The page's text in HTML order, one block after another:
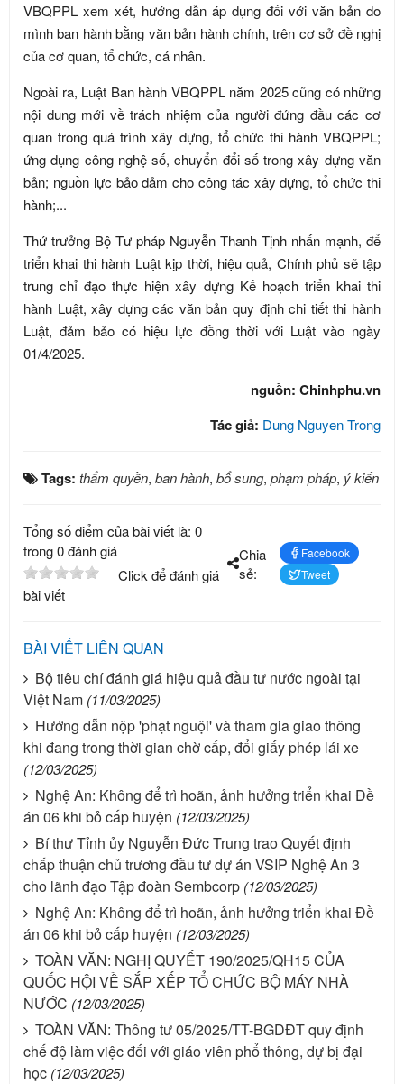
VBQPPL xem xét, hướng dẫn áp dụng đối với văn bản do
mình ban hành bằng văn bản hành chính, trên cơ sở đề nghị
của cơ quan, tổ chức, cá nhân.
Ngoài ra, Luật Ban hành VBQPPL năm 2025 cũng có những
nội dung mới về trách nhiệm của người đứng đầu các cơ
quan trong quá trình xây dựng, tổ chức thi hành VBQPPL;
ứng dụng công nghệ số, chuyển đổi số trong xây dựng văn
bản; nguồn lực bảo đảm cho công tác xây dựng, tổ chức thi
hành;...
Thứ trưởng Bộ Tư pháp Nguyễn Thanh Tịnh nhấn mạnh, để
triển khai thi hành Luật kịp thời, hiệu quả, Chính phủ sẽ tập
trung chỉ đạo thực hiện xây dựng Kế hoạch triển khai thi
hành Luật, xây dựng các văn bản quy định chi tiết thi hành
Luật, đảm bảo có hiệu lực đồng thời với Luật vào ngày
01/4/2025.
nguồn: Chinhphu.vn
Tác giả: Dung Nguyen Trong
Tags: thẩm quyền, ban hành, bổ sung, phạm pháp, ý kiến
Tổng số điểm của bài viết là: 0
trong 0 đánh giá
Click để đánh giá
bài viết
Chia
sẻ:
Facebook
Tweet
BÀI VIẾT LIÊN QUAN
Bộ tiêu chí đánh giá hiệu quả đầu tư nước ngoài tại
Việt Nam (11/03/2025)
Hướng dẫn nộp 'phạt nguội' và tham gia giao thông
khi đang trong thời gian chờ cấp, đổi giấy phép lái xe
(12/03/2025)
Nghệ An: Không để trì hoãn, ảnh hưởng triển khai Đề
án 06 khi bỏ cấp huyện (12/03/2025)
Bí thư Tỉnh ủy Nguyễn Đức Trung trao Quyết định
chấp thuận chủ trương đầu tư dự án VSIP Nghệ An 3
cho lãnh đạo Tập đoàn Sembcorp (12/03/2025)
Nghệ An: Không để trì hoãn, ảnh hưởng triển khai Đề
án 06 khi bỏ cấp huyện (12/03/2025)
TOÀN VĂN: NGHỊ QUYẾT 190/2025/QH15 CỦA
QUỐC HỘI VỀ SẮP XẾP TỔ CHỨC BỘ MÁY NHÀ
NƯỚC (12/03/2025)
TOÀN VĂN: Thông tư 05/2025/TT-BGDĐT quy định
chế độ làm việc đối với giáo viên phổ thông, dự bị đại
học (12/03/2025)